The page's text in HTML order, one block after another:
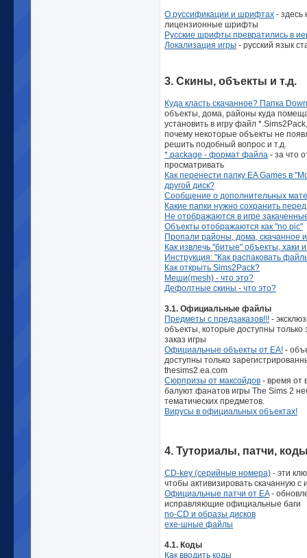
О руссификации и шрифтах - здесь
лицензионные шрифты
Русские шрифты превратились в
Локализация игры - русский язык
3. Скины, объекты и т.д.
Куда класть скачанное? Папка
объекты, дома, районы куда
установить в игру файл
почему некоторые объекты не
решить подобный вопрос и т.д.
*.package - формат файла - за что
просматривать
Как перенести папку EA Games в
другой диск?
Сообщение о дополнительных
Какие папки нужно сохранить
Не отображаются в игре
Объекты отображаются как "no pic"
Пропали районы, дома, скачанное и
Как извлечь "битые" объекты, хаки
Инструкция: "Как распаковать
Как открыть Sims2Pack?
Меши(mesh) - что это?
Дефолтные скины - что это?
3.1. Официальные файлы
Предметы с предзаказов!!! -
объекты, которые доступны только
заказ игры
Официальные объекты от EA! -
доступны только
thesims2.ea.com
Сюрпризы от максойдов - время от
балуют фанатов игры The Sims 2
тематических предметов.
Вирусы в официальных объектах!
4. Туториалы, патчи,
CD-key (серийные номера) - эти
чтобы активизировать скачанную с
Официальные патчи от EA-
исправляющие официальные баги
no-CD и образы дисков
ехе-шные файлы
4.1. Коды
Как вводить коды